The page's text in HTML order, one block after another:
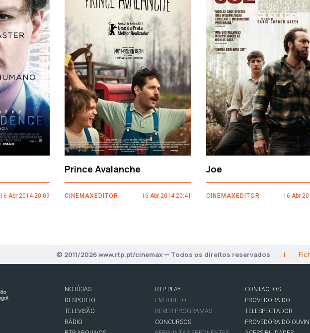
16 Abr 2014 20:09
Prince Avalanche
CINEMAXEDITOR 16 Abr 2014 20:41
Joe
CINEMAXEDITOR 16 Abr
© 2011/2026 www.rtp.pt/cinemax — Todos os direitos reservados |
NOTÍCIAS
DESPORTO
TELEVISÃO
RÁDIO
RTP PLAY
EM DIRETO
REVER PROGRAMAS
CONCURSOS
CONTACTOS
PROVEDORA DO
TELESPECTADOR
PROVEDORA DO